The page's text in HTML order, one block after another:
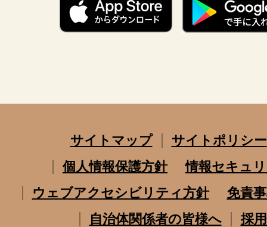
サイトマップ
サイトポリシー
個人情報保護方針
情報セキュ
ウェブアクセシビリティ方針
免責
自治体関係者の皆様へ
採